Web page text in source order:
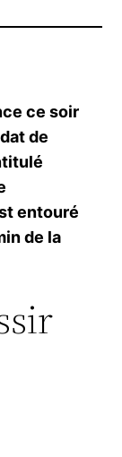
ce soir
de
entouré
de la